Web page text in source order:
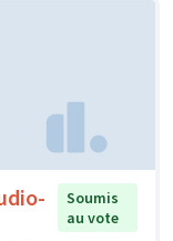
Soumis
au vote